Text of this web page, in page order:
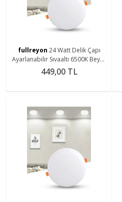
fullreyon 24 Watt Delik Çapı
Ayarlanabilir Sıvaaltı 6500K Beyaz
Işık Led Panel, Çok Kaliteli Led
Spot Lamba
449,00 TL